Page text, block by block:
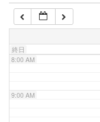
終日
7:00 AM
8:00 AM
9:00 AM